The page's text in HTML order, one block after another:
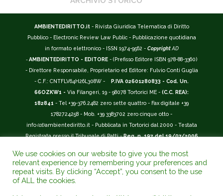
AMBIENTEDIRITTO.it - Rivista Giuridica Telematica di Diritto
Pubblico - Electronic Review Law Public - Pubblicazione quotidiana
in formato elettronico - ISSN 1974-9562 - Copyright AD
-AMBIENTEDIRITTO - EDITORE - (Prefisso Editore ISBN 978-88-3360)
- Direttore Responsabile, Proprietario ed Editore: Fulvio Conti Guglia
- C.F.: CNTFLV64H26L308W -
P.IVA 02601280833 - Cod. Un.
66OZKW1 - Via Filangeri, 19 - 98078 Tortorici ME - (C.C. REA):
182841 - Tel +39-376.2482 zero sette quattro - Fax digitale +39
1782724258 - Mob. +39 3383702 zero cinque otto -
info(at)ambientediritto.it - Pubblicata in Tortorici dal 2000 - Testata
Registrata presso il Tribunale di Patti -Reg. n. 197 del 19/07/2006
__________
La Rivista Giuridica AMBIENTEDIRITTO.IT ISSN 1974-9562
riconosciuta ed inserita nell'Area 12 - (
We use cookies on our website to give you the most
relevant experience by remembering your preferences and
repeat visits. By clicking “Accept”, you consent to the use
of ALL the cookies.